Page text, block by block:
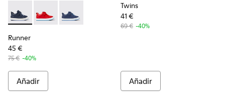
Runner - K800529-007 - Sneaker de piel azul
Runner - K800529-002 - Sneakers rojas de piel para
Runner - K800529-001 - Sneakers azules de
Runner
45 €
75 € -40%
Añadir
Twins
41 €
69 € -40%
Añadir